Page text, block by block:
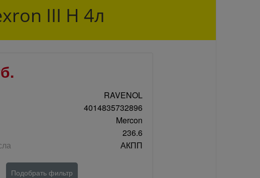
III H 4л
RAVENOL
4014835732896
Mercon
236.6
АКПП
Подобрать фильтр